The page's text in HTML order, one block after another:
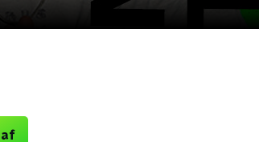
af